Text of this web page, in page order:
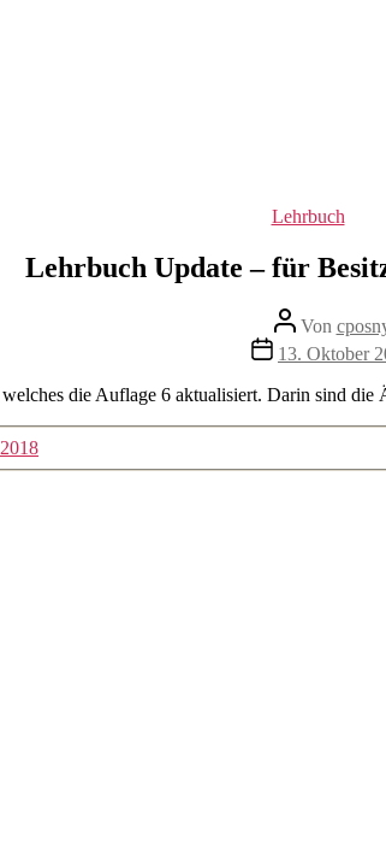
Kategorien
Lehrbuch
Lehrbuch Update – für
Beitragsautor
Von
13. Oktober
die Auflage 6 aktualisiert. Darin sind